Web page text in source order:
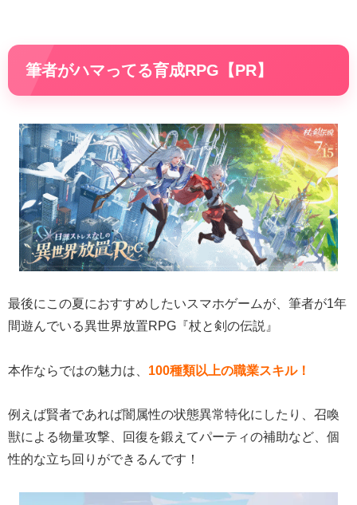
筆者がハマってる育成RPG【PR】
最後にこの夏におすすめしたいスマホゲームが、筆者が1年
間遊んでいる異世界放置RPG『杖と剣の伝説』
本作ならではの魅力は、 100種類以上の職業スキル！
例えば賢者であれば闇属性の状態異常特化にしたり、召喚
獣による物量攻撃、回復を鍛えてパーティの補助など、個
性的な立ち回りができるんです！